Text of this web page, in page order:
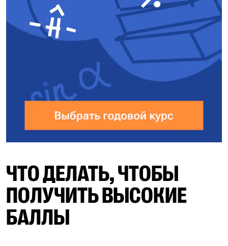
ЧТО ДЕЛАТЬ, ЧТОБЫ
ПОЛУЧИТЬ ВЫСОКИЕ
БАЛЛЫ